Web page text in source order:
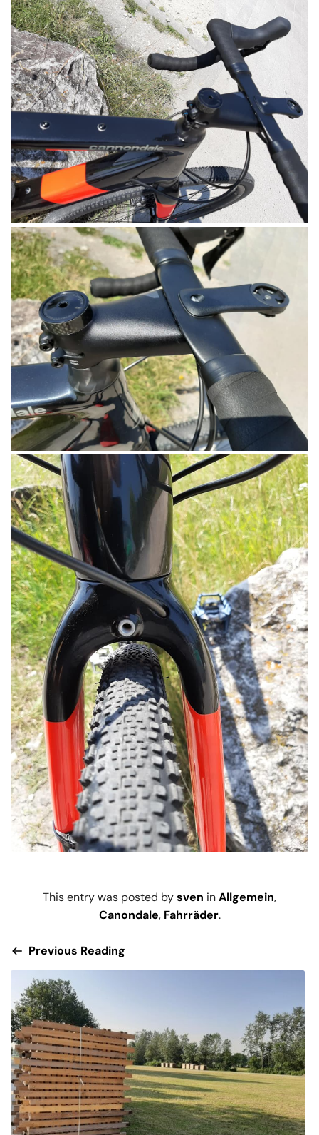
This entry was posted bysven inAllgemein,
Canondale, Fahrräder.
Previous Reading